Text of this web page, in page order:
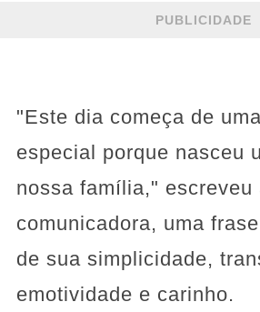
PUBLICIDADE
"Este dia começa de
especial porque nasceu
nossa família," escreveu
comunicadora, uma
de sua simplicidade,
emotividade e carinho.